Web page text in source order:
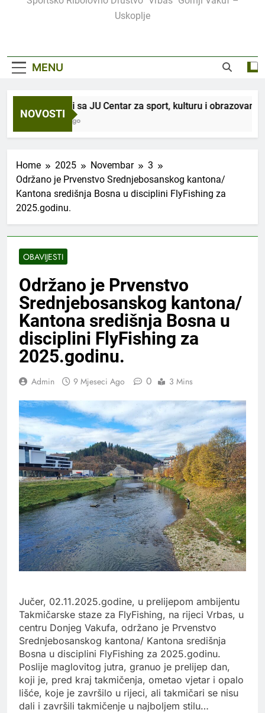
Uskoplje
MENU
NOVOSTI
U saradnji sa JU Centar za sport, kulturu i obrazovanje,
3 Sedmice Ago
Home 2025 Novembar
3
Održano je Prvenstvo Srednjebosanskog kantona/
Kantona središnja Bosna u disciplini FlyFishing za
2025.godinu.
OBAVIJESTI
Održano je Prvenstvo
Srednjebosanskog kantona/
Kantona središnja Bosna u
disciplini FlyFishing za
2025.godinu.
Admin 9 Mjeseci Ago 0 3 Mins
Jučer, 02.11.2025.godine, u prelijepom ambijentu
Takmičarske staze za FlyFishing, na rijeci Vrbas, u
centru Donjeg Vakufa, održano je Prvenstvo
Srednjebosanskog kantona/ Kantona središnja
Bosna u disciplini FlyFishing za 2025.godinu.
Poslije maglovitog jutra, granuo je prelijep dan,
koji je, pred kraj takmičenja, ometao vjetar i opalo
lišće, koje je završilo u rijeci, ali takmičari se nisu
dali i završili takmičenje u najboljem stilu…